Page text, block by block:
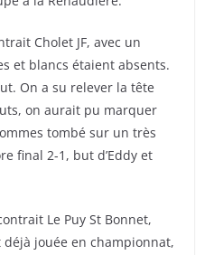
Cholet JF, avec un
et blancs étaient absents.
On a su relever la tête
on aurait pu marquer
tombé sur un très
final 2-1, but d’Eddy et
Le Puy St Bonnet,
déjà jouée en championnat,